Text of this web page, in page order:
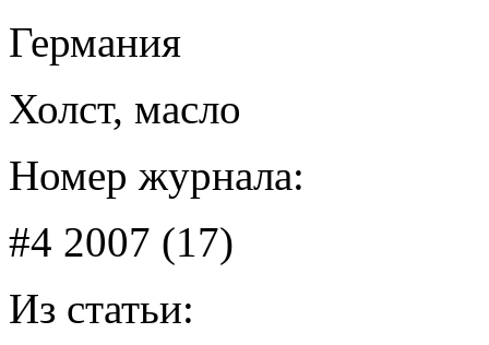
Германия
Холст, масло
Номер журнала:
#4 2007 (17)
Из статьи: